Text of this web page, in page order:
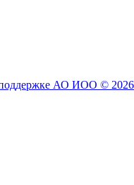
поддержке АО ИОО © 2026